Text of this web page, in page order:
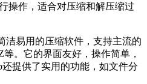
操作，适合对压缩和解压缩过
洁易用的压缩软件，支持主流的
。它的界面友好，操作简单，
提供了实用的功能，如文件分